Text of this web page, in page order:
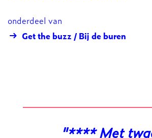
onderdeel van
Get the buzz / Bij de buren
**** Met